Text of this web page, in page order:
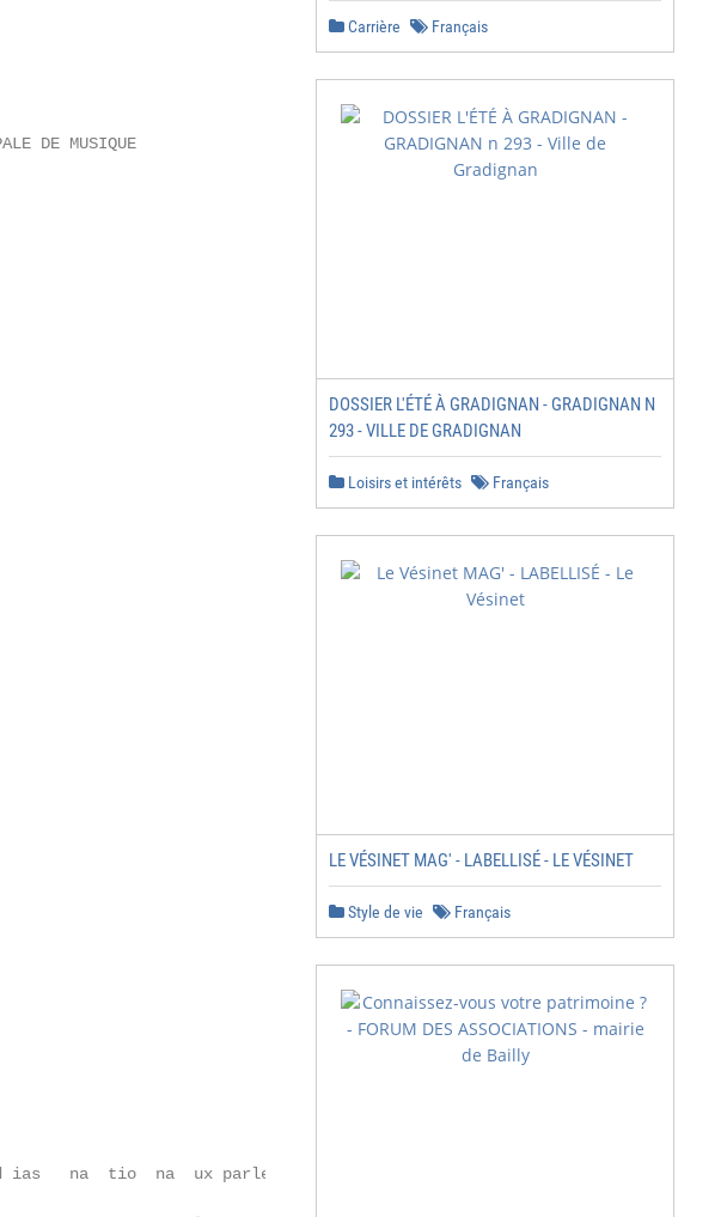
Carrière Français
DOSSIER L'ÉTÉ À GRADIGNAN - GRADIGNAN N
293 - VILLE DE GRADIGNAN
Loisirs et intérêts Français
LE VÉSINET MAG' - LABELLISÉ - LE VÉSINET
Style de vie Français